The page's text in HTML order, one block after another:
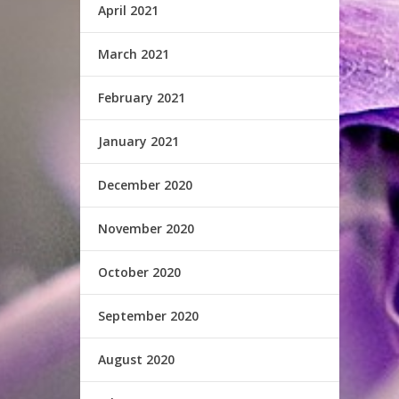
April 2021
March 2021
February 2021
January 2021
December 2020
November 2020
October 2020
September 2020
August 2020